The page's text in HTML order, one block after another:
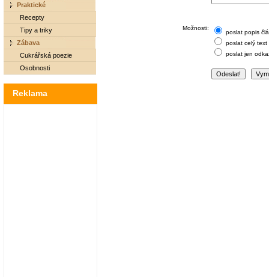
Praktické
Recepty
Tipy a triky
Zábava
Cukrářská poezie
Osobnosti
Reklama
Možnosti:
poslat popis
poslat celý text
poslat jen